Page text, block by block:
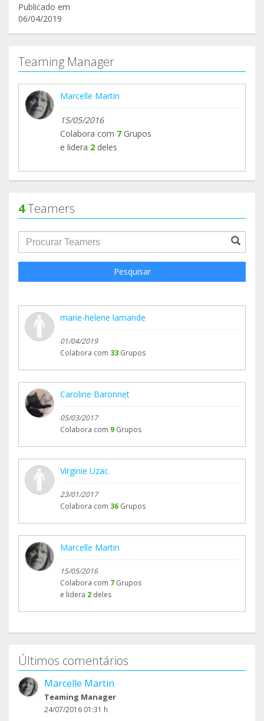
Publicado em
06/04/2019
Teaming Manager
Marcelle Martin
15/05/2016
Colabora com 7 Grupos
e lidera 2 deles
4Teamers
groupProfile.searchForm.search.text???
Pesquisar
marie-helene lamande
01/04/2019
Colabora com 33 Grupos
Caroline Baronnet
05/03/2017
Colabora com 9 Grupos
Virginie Uzac
23/01/2017
Colabora com 36 Grupos
Marcelle Martin
15/05/2016
Colabora com 7 Grupos
e lidera 2 deles
Últimos comentários
Marcelle Martin
Teaming Manager
24/07/2016 01:31 h